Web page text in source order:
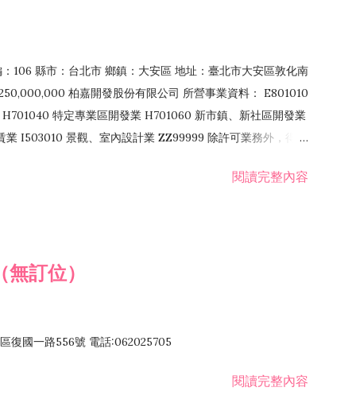
106 縣市：台北市 鄉鎮：大安區 地址：臺北市大安區敦化南
柏嘉開發股份有限公司 所營事業資料： E801010
特定專業區開發業 H701060 新市鎮、新社區開發業
I503010 景觀、室內設計業 ZZ99999 除許可業務外，得經
閱讀完整內容
訂位）
復國一路556號 電話:062025705
閱讀完整內容